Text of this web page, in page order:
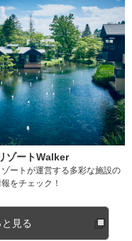
ゾートWalker
ートが運営する多彩な施設の
をチェック！
見る